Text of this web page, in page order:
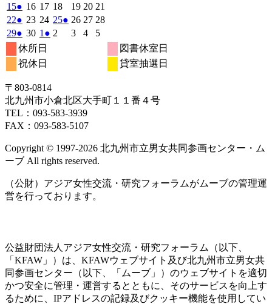
6
月
1
日
の
イ
ベ
ン
ト)
6
月
2
日
の
イ
ベ
ン
ト)
6
月
3
日
6
月
4
日
6
月
5
日
6
月
6
日
6
月
7
日
年
6
月
8
日
件
の
イ
ベ
ン
ト)
年
6
月
9
日
年
月
10
6
月
11
年
6
月
12
年
6
月
13
14
152026
年
6
月
15
日
● (1
件
の
イ
ベ
ン
162026
年
6
月
16
日
172026
年
月
182026
年
192026
年
202026
年
6
21
月
222026
年
6
月
22
● (1
件
の
イ
ベ
ト)
232026
年
6
月
23
242026
年
252026
● (1
件
ト)
262026
年
272026
年
282026
6
月
292026
年
6
月
日
● (1
件
の
イ
ベ
ン
ト)
302026
年
6
月
日
1 2026
年
7
月
日
● (1
ベ
ン
ト)
2 2026
32026
42026
52026
年
休所日
図書休室日
祝休日
貸室抽選日
〒803‐0814
北九州市小倉北区大手町１１番４号
TEL：093‐583‐3939
FAX：093‐583‐5107
Copyright © 1997‐2026 北九州市立男女共同参画センター・ム
ーブ All rights reserved.
（公財）アジア女性交流・研究フォーラムがムーブの管理運
営を行っております。
公益財団法人アジア女性交流・研究フォーラム（以下、
「KFAW」）は、KFAWウェブサイト及び北九州市立男女共
同参画センター（以下、「ムーブ」）のウェブサイトを適切
かつ安全に管理・運営するとともに、そのサービスを向上す
るために、IPアドレスの記録及びクッキー機能を使用してい